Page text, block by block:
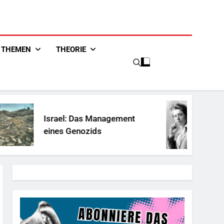
THEMEN THEORIE
Das Management
Genozids
Marie Equi